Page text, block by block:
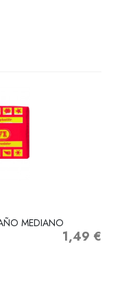
MEDIANO
Precio
1,49 €